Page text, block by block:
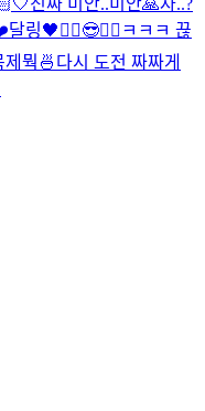
달링🖤 ✌🏻😎✌🏻 ㅋㅋㅋ 끊
제뭑 🍜 다시 도전 짜짜게